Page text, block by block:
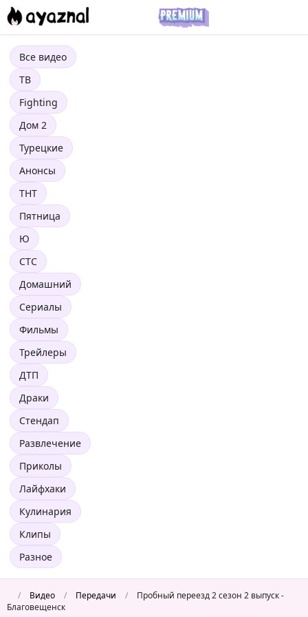
Все видео
ТВ
Fighting
Дом 2
Турецкие
Анонсы
ТНТ
Пятница
Ю
СТС
Домашний
Сериалы
Фильмы
Трейлеры
ДТП
Драки
Стендап
Развлечение
Приколы
Лайфхаки
Кулинария
Клипы
Разное
/ Видео / Передачи /
Пробный переезд 2 сезон 2 выпуск -
Благовещенск